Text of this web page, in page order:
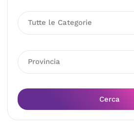
Tutte le Categorie
Provincia
Cerca